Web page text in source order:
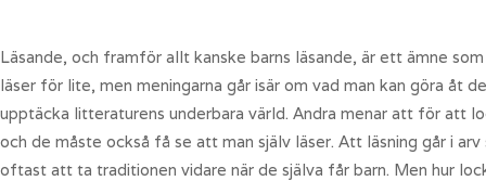
Läsande, och framför allt kanske barns läsande, är ett ämne
läser för lite, men meningarna går isär om vad man kan göra åt
upptäcka litteraturens underbara värld. Andra menar att för att
och de måste också få se att man själv läser. Att läsning går i
oftast att ta traditionen vidare när de själva får barn. Men hur